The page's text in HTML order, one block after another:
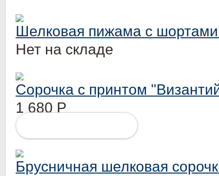
Шелковая пижама с
Нет на складе
Сорочка с принтом
1 680 Р
Брусничная шелковая